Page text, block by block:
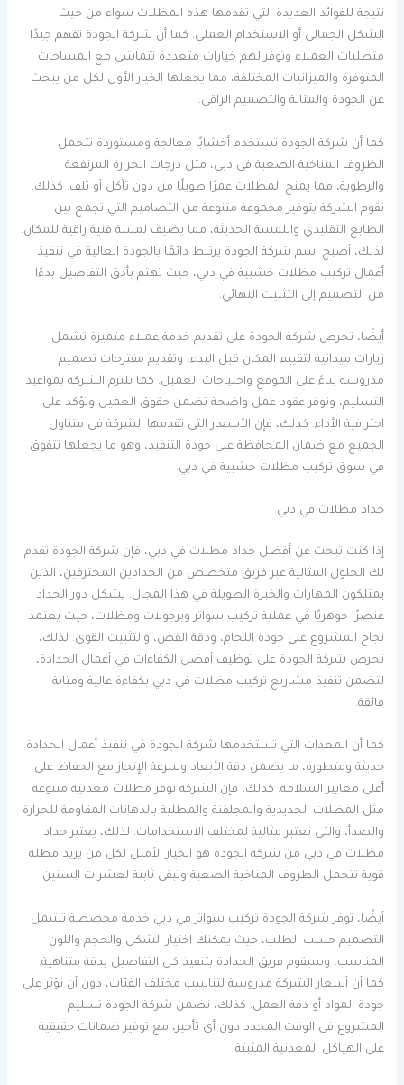
نتيجة للفوائد العديدة التي تقدمها هذه المظلات سواء من حيث
الشكل الجمالي أو الاستخدام العملي. كما أن شركة الجودة تفهم جيدًا
متطلبات العملاء وتوفر لهم خيارات متعددة تتماشى مع المساحات
المتوفرة والميزانيات المختلفة، مما يجعلها الخيار الأول لكل من يبحث
عن الجودة والمتانة والتصميم الراقي.
كما أن شركة الجودة تستخدم أخشابًا معالجة ومستوردة تتحمل
الظروف المناخية الصعبة في دبي، مثل درجات الحرارة المرتفعة
والرطوبة، مما يمنح المظلات عمرًا طويلًا من دون تآكل أو تلف. كذلك،
تقوم الشركة بتوفير مجموعة متنوعة من التصاميم التي تجمع بين
الطابع التقليدي واللمسة الحديثة، مما يضيف لمسة فنية راقية للمكان.
لذلك، أصبح اسم شركة الجودة يرتبط دائمًا بالجودة العالية في تنفيذ
أعمال تركيب مظلات خشبية في دبي، حيث تهتم بأدق التفاصيل بدءًا
من التصميم إلى التثبيت النهائي.
أيضًا، تحرص شركة الجودة على تقديم خدمة عملاء متميزة تشمل
زيارات ميدانية لتقييم المكان قبل البدء، وتقديم مقترحات تصميم
مدروسة بناءً على الموقع واحتياجات العميل. كما تلتزم الشركة بمواعيد
التسليم، وتوفر عقود عمل واضحة تضمن حقوق العميل وتؤكد على
احترافية الأداء. كذلك، فإن الأسعار التي تقدمها الشركة في متناول
الجميع مع ضمان المحافظة على جودة التنفيذ، وهو ما يجعلها تتفوق
في سوق تركيب مظلات خشبية في دبي.
حداد مظلات في دبي
إذا كنت تبحث عن أفضل حداد مظلات في دبي، فإن شركة الجودة تقدم
لك الحلول المثالية عبر فريق متخصص من الحدادين المحترفين، الذين
يمتلكون المهارات والخبرة الطويلة في هذا المجال. يشكل دور الحداد
عنصرًا جوهريًا في عملية تركيب سواتر وبرجولات ومظلات، حيث يعتمد
نجاح المشروع على جودة اللحام، ودقة القص، والتثبيت القوي. لذلك،
تحرص شركة الجودة على توظيف أفضل الكفاءات في أعمال الحدادة،
لتضمن تنفيذ مشاريع تركيب مظلات في دبي بكفاءة عالية ومتانة
فائقة.
كما أن المعدات التي تستخدمها شركة الجودة في تنفيذ أعمال الحدادة
حديثة ومتطورة، ما يضمن دقة الأبعاد وسرعة الإنجاز مع الحفاظ على
أعلى معايير السلامة. كذلك، فإن الشركة توفر مظلات معدنية متنوعة
مثل المظلات الحديدية والمجلفنة والمطلية بالدهانات المقاومة للحرارة
والصدأ، والتي تعتبر مثالية لمختلف الاستخدامات. لذلك، يعتبر حداد
مظلات في دبي من شركة الجودة هو الخيار الأمثل لكل من يريد مظلة
قوية تتحمل الظروف المناخية الصعبة وتبقى ثابتة لعشرات السنين.
أيضًا، توفر شركة الجودة تركيب سواتر في دبي خدمة مخصصة تشمل
التصميم حسب الطلب، حيث يمكنك اختيار الشكل والحجم واللون
المناسب، وسيقوم فريق الحدادة بتنفيذ كل التفاصيل بدقة متناهية.
كما أن أسعار الشركة مدروسة لتناسب مختلف الفئات، دون أن تؤثر على
جودة المواد أو دقة العمل. كذلك، تضمن شركة الجودة تسليم
المشروع في الوقت المحدد دون أي تأخير، مع توفير ضمانات حقيقية
على الهياكل المعدنية المثبتة.